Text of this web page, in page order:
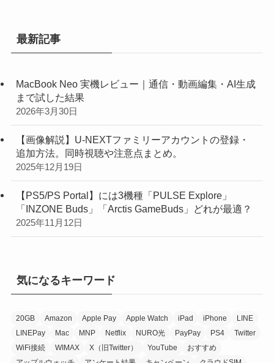
最新記事
MacBook Neo 実機レビュー｜通信・動画編集・AI生成
まで試した結果
2026年3月30日
【画像解説】U-NEXTファミリーアカウントの登録・
追加方法。同時視聴や注意点まとめ。
2025年12月19日
【PS5/PS Portal】には3機種「PULSE Explore」
「INZONE Buds」「Arctis GameBuds」どれが最適？
2025年11月12日
気になるキーワード
20GB Amazon Apple Pay Apple Watch iPad iPhone
LINE
LINEPay
Mac MNP Netflix NURO光 PayPay PS4
Twitter
WiFi接続
WIMAX X（旧Twitter） YouTube
おすすめ